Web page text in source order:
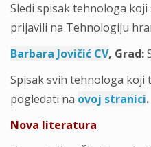
Sledi spisak tehnologa
prijavili na Tehnologiju
Barbara Jovičić CV, Grad:
Spisak svih tehnologa koji
pogledati na ovoj stranici.
Nova literatura